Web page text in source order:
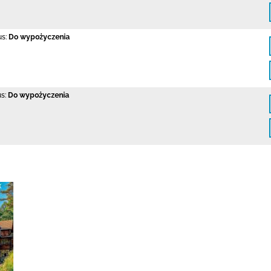
Do wypożyczenia
Do wypożyczenia